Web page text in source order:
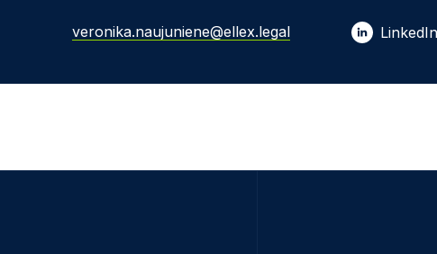
veronika.naujuniene@ellex.legal